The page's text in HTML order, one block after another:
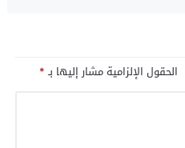
الحقول الإلزامية مشار إليها بـ*